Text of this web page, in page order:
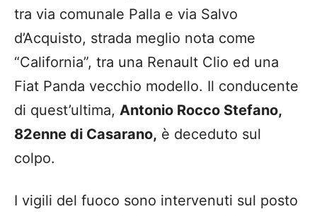
tra via comunale Palla e via Salvo
d’Acquisto, strada meglio nota come
“California”, tra una Renault Clio ed una
Fiat Panda vecchio modello. Il conducente
di quest’ultima, Antonio Rocco Stefano,
82enne di Casarano, è deceduto sul
colpo.
I vigili del fuoco sono intervenuti sul posto